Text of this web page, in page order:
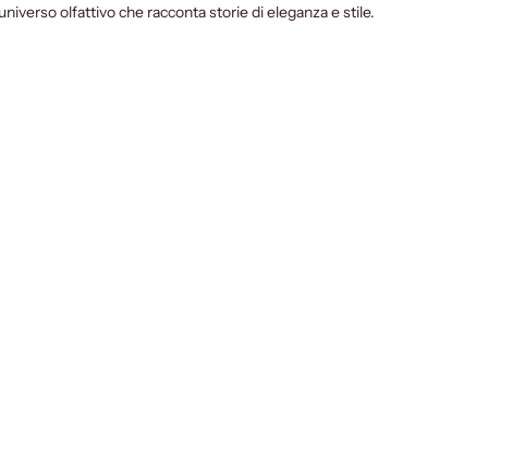
olfattivo che racconta storie di eleganza e stile.